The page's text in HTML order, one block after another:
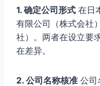
1. 确定公司形式 在日
有限公司（株式会社
社）。两者在设立要
在差异。
2. 公司名称核准 公司